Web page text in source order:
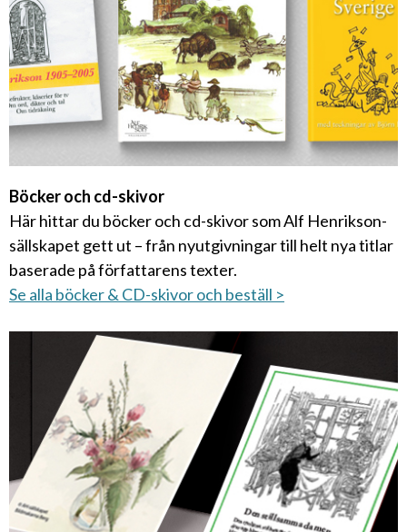
Böcker och cd-skivor
Här hittar du böcker och cd-skivor som Alf Henrikson-
sällskapet gett ut – från nyutgivningar till helt nya titlar
baserade på författarens texter.
Se alla böcker & CD-skivor och beställ >